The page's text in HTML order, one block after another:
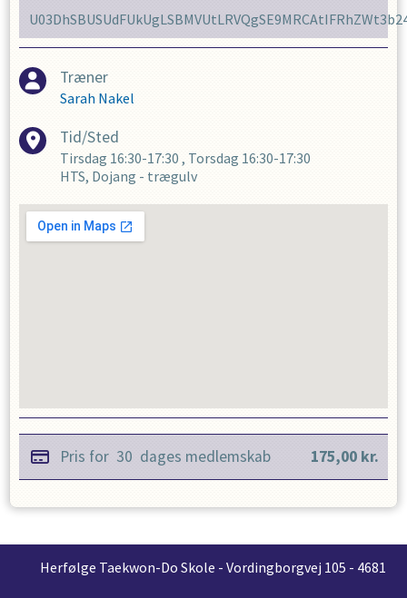
Træner
Sarah Nakel
Tid/Sted
Tirsdag 16:30-17:30 , Torsdag 16:30-17:30
HTS, Dojang - trægulv
Pris for 30 dages medlemskab 175,00 kr.
Herfølge Taekwon-Do Skole - Vordingborgvej 105 - 4681